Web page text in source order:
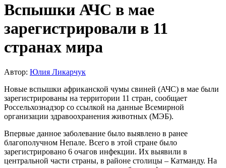
Вспышки АЧС в мае
зарегистрировали в 11
странах мира
Автор: Юлия Ликарчук
Новые вспышки африканской чумы свиней (АЧС) в мае были
зарегистрированы на территории 11 стран, сообщает
Россельхознадзор со ссылкой на данные Всемирной
организации здравоохранения животных (МЭБ).
Впервые данное заболевание было выявлено в ранее
благополучном Непале. Всего в этой стране было
зарегистрировано 6 очагов инфекции. Их выявили в
центральной части страны, в районе столицы – Катманду. На